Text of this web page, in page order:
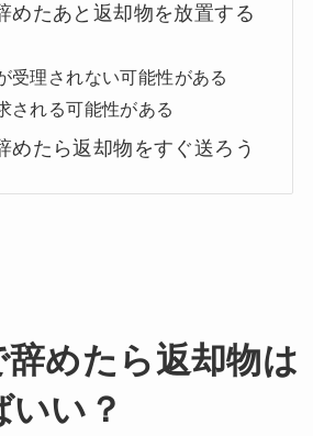
めたあと返却物を放置する
受理されない可能性がある
される可能性がある
めたら返却物をすぐ送ろう
めたら返却物は
いい？